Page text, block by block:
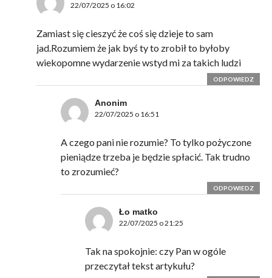
22/07/2025 o 16:02
Zamiast się cieszyć że coś się dzieje to sam
jad.Rozumiem że jak byś ty to zrobił to byłoby
wiekopomne wydarzenie wstyd mi za takich ludzi
ODPOWIEDZ
Anonim
22/07/2025 o 16:51
A czego pani nie rozumie? To tylko pożyczone
pieniądze trzeba je będzie spłacić. Tak trudno
to zrozumieć?
ODPOWIEDZ
Ło matko
22/07/2025 o 21:25
Tak na spokojnie: czy Pan w ogóle
przeczytał tekst artykułu?